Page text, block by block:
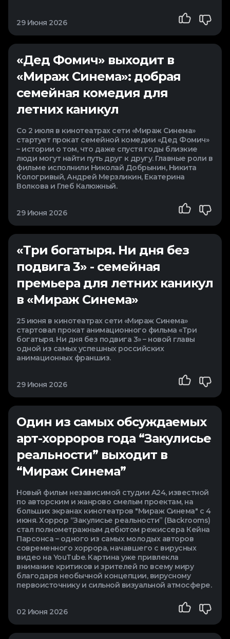
29 Июня 2026
«Дед Фомич» выходит в
«Мираж Синема»: добрая
семейная комедия для
летних каникул
Со 2 июля в кинотеатрах сети «Мираж Синема»
стартует прокат семейной комедии «Дед Фомич»
– истории о том, что даже спустя годы близкие
люди могут найти путь друг к другу. Главные роли в
фильме исполнили Николай Добрынин, Никита
Кологривый, Андрей Мерзликин, Екатерина
Волкова и Глеб Калюжный.
29 Июня 2026
«Три богатыря. Ни дня без
подвига 3» - семейная
премьера для летних каникул
в «Мираж Синема»
25 июня в кинотеатрах сети «Мираж Синема»
стартовал прокат анимационного фильма «Три
богатыря. Ни дня без подвига 3» – новой главы
одной из самых успешных российских
анимационных франшиз.
29 Июня 2026
Один из самых обсуждаемых
арт-хорроров года “Закулисье
реальности” выходит в
“Мираж Синема”
Новый фильм независимой студии A24, известной
по авторским и жанрово смелым проектам, на
больших экранах кинотеатров "Мираж Синема" с 4
июня. Хоррор “Закулисье реальности” (Backrooms)
стал полнометражным дебютом режиссера Кейна
Парсонса – одного из самых молодых авторов
современного хоррора, начавшего с вирусных
видео на YouTube. Картина уже привлекла
внимание критиков и зрителей по всему миру
благодаря необычной концепции, вирусному
первоисточнику и сильной визуальной атмосфере.
02 Июня 2026